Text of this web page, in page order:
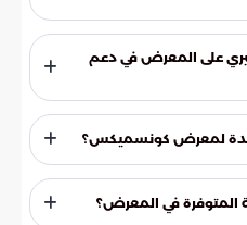
تنافسية ومميزة. كما يتيح
وتسليط الضوء على
شريحة واسعة من المستهلكين.
على المعرض في دعم
المحلية. عندما يقبل
فإنه يحفز الإنتاج ويدعم
جدة لمعرض كونسميكس؟
السعودية وقدرتها التنافسية.
الصناعة المحلية من خلال
المتوفرة في المعرض؟